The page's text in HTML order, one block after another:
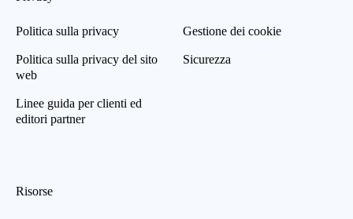
Politica sulla privacy
Politica sulla privacy del sito
web
Linee guida per clienti ed
editori partner
Gestione dei cookie
Sicurezza
Risorse